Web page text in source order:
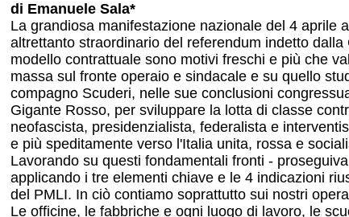
di Emanuele Sala*
La grandiosa manifestazione nazionale del 4 aprile
altrettanto straordinario del referendum indetto
modello contrattuale sono motivi freschi e più che
massa sul fronte operaio e sindacale e su quello
compagno Scuderi, nelle sue conclusioni
Gigante Rosso, per sviluppare la lotta di classe
neofascista, presidenzialista, federalista e
e più speditamente verso l'Italia unita, rossa e
Lavorando su questi fondamentali fronti -
applicando i tre elementi chiave e le 4 indicazioni
del PMLI. In ciò contiamo soprattutto sui nostri
Le officine, le fabbriche e ogni luogo di lavoro, le